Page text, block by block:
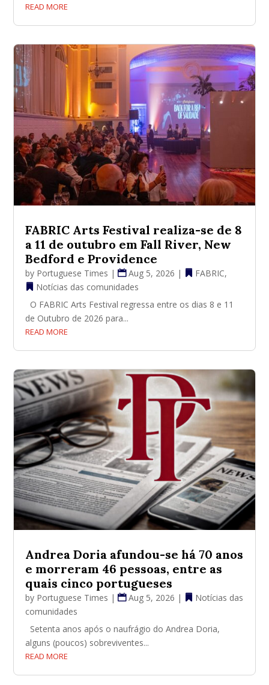
READ MORE
FABRIC Arts Festival realiza-se de 8
a 11 de outubro em Fall River, New
Bedford e Providence
by Portuguese Times | Aug 5, 2026 | FABRIC,
Notícias das comunidades
O FABRIC Arts Festival regressa entre os dias 8 e 11
de Outubro de 2026 para...
READ MORE
Andrea Doria afundou-se há 70 anos
e morreram 46 pessoas, entre as
quais cinco portugueses
by Portuguese Times | Aug 5, 2026 |
Notícias das
comunidades
Setenta anos após o naufrágio do Andrea Doria,
alguns (poucos) sobreviventes...
READ MORE